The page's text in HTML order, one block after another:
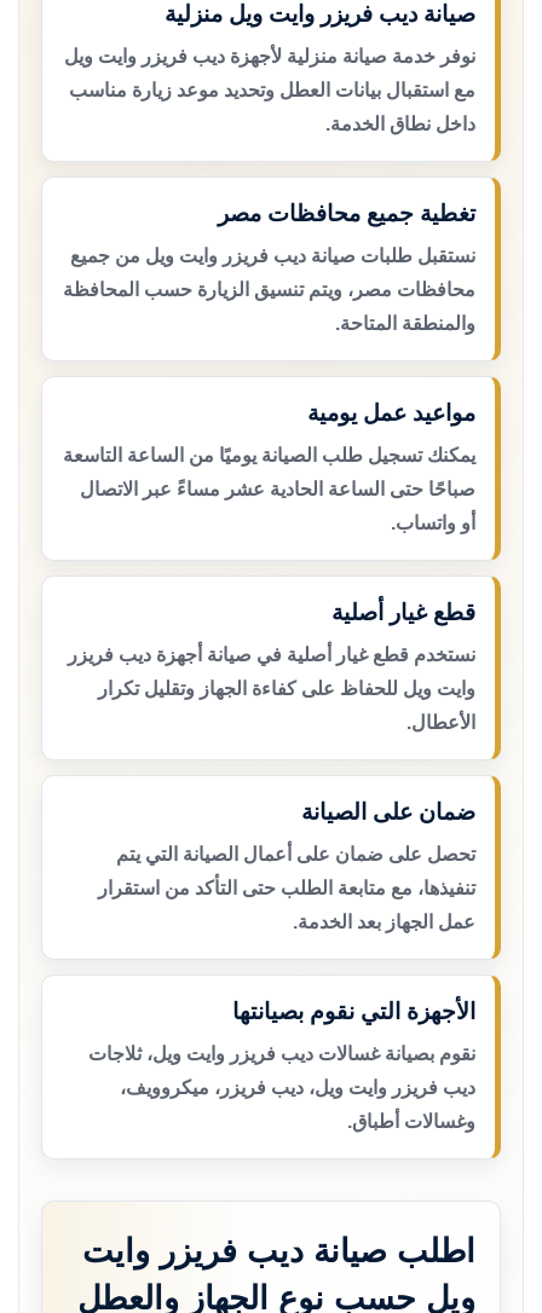
صيانة ديب فريزر وايت ويل منزلية
نوفر خدمة صيانة منزلية لأجهزة ديب فريزر وايت ويل
مع استقبال بيانات العطل وتحديد موعد زيارة مناسب
داخل نطاق الخدمة.
تغطية جميع محافظات مصر
نستقبل طلبات صيانة ديب فريزر وايت ويل من جميع
محافظات مصر، ويتم تنسيق الزيارة حسب المحافظة
والمنطقة المتاحة.
مواعيد عمل يومية
يمكنك تسجيل طلب الصيانة يوميًا من الساعة التاسعة
صباحًا حتى الساعة الحادية عشر مساءً عبر الاتصال
أو واتساب.
قطع غيار أصلية
نستخدم قطع غيار أصلية في صيانة أجهزة ديب فريزر
وايت ويل للحفاظ على كفاءة الجهاز وتقليل تكرار
الأعطال.
ضمان على الصيانة
تحصل على ضمان على أعمال الصيانة التي يتم
تنفيذها، مع متابعة الطلب حتى التأكد من استقرار
عمل الجهاز بعد الخدمة.
الأجهزة التي نقوم بصيانتها
نقوم بصيانة غسالات ديب فريزر وايت ويل، ثلاجات
ديب فريزر وايت ويل، ديب فريزر، ميكروويف،
وغسالات أطباق.
اطلب صيانة ديب فريزر وايت
ويل حسب نوع الجهاز والعطل